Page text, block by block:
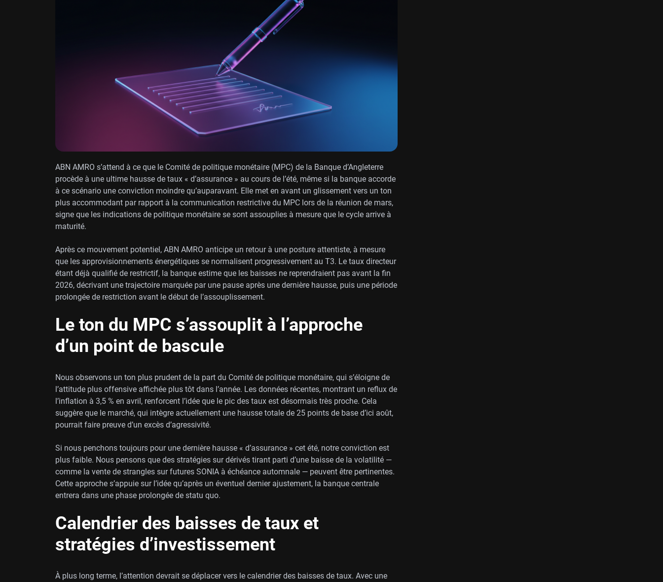
ABN AMRO s’attend à ce que le Comité de politique monétaire (MPC) de la Banque d’Angleterre
procède à une ultime hausse de taux « d’assurance » au cours de l’été, même si la banque accorde
à ce scénario une conviction moindre qu’auparavant. Elle met en avant un glissement vers un ton
plus accommodant par rapport à la communication restrictive du MPC lors de la réunion de mars,
signe que les indications de politique monétaire se sont assouplies à mesure que le cycle arrive à
maturité.
Après ce mouvement potentiel, ABN AMRO anticipe un retour à une posture attentiste, à mesure
que les approvisionnements énergétiques se normalisent progressivement au T3. Le taux directeur
étant déjà qualifié de restrictif, la banque estime que les baisses ne reprendraient pas avant la fin
2026, décrivant une trajectoire marquée par une pause après une dernière hausse, puis une période
prolongée de restriction avant le début de l’assouplissement.
Le ton du MPC s’assouplit à l’approche
d’un point de bascule
Nous observons un ton plus prudent de la part du Comité de politique monétaire, qui s’éloigne de
l’attitude plus offensive affichée plus tôt dans l’année. Les données récentes, montrant un reflux de
l’inflation à 3,5 % en avril, renforcent l’idée que le pic des taux est désormais très proche. Cela
suggère que le marché, qui intègre actuellement une hausse totale de 25 points de base d’ici août,
pourrait faire preuve d’un excès d’agressivité.
Si nous penchons toujours pour une dernière hausse « d’assurance » cet été, notre conviction est
plus faible. Nous pensons que des stratégies sur dérivés tirant parti d’une baisse de la volatilité —
comme la vente de strangles sur futures SONIA à échéance automnale — peuvent être pertinentes.
Cette approche s’appuie sur l’idée qu’après un éventuel dernier ajustement, la banque centrale
entrera dans une phase prolongée de statu quo.
Calendrier des baisses de taux et
stratégies d’investissement
À plus long terme, l’attention devrait se déplacer vers le calendrier des baisses de taux. Avec une